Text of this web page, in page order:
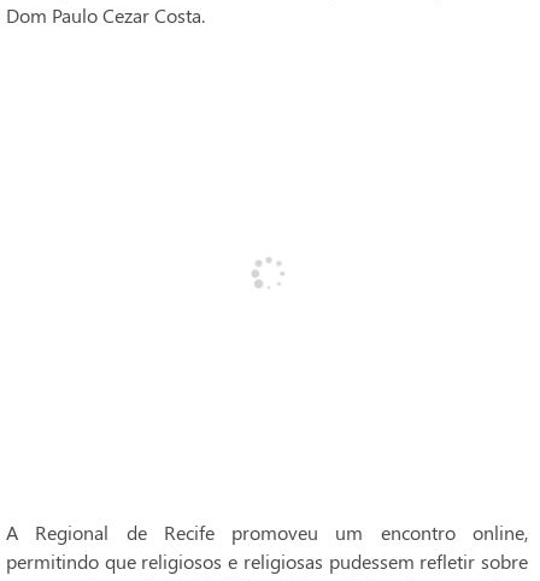
Dom Paulo Cezar Costa.
A Regional de Recife promoveu um encontro online,
permitindo que religiosos e religiosas pudessem refletir sobre